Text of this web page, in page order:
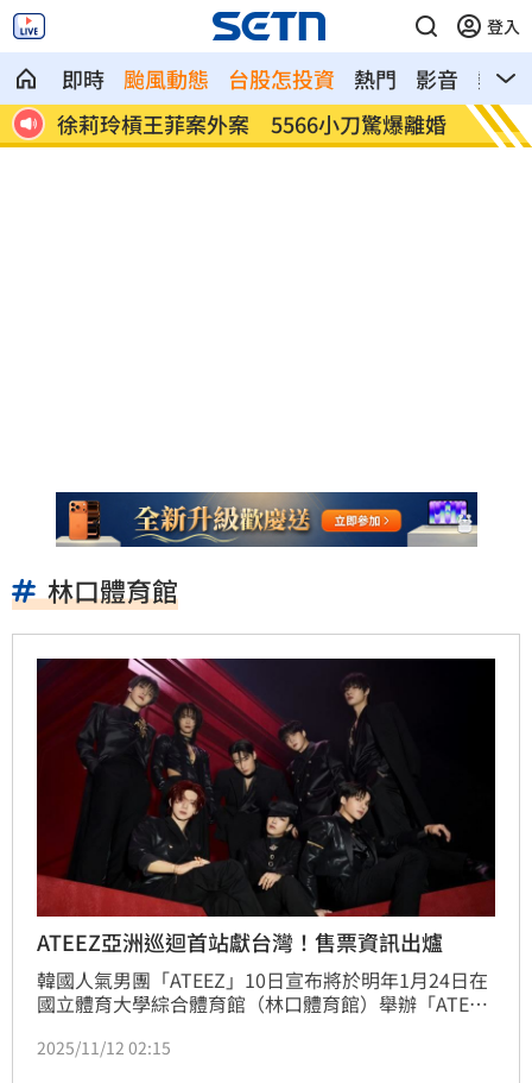
登入
即時 颱風動態 台股怎投資 熱門 影音
熱搜
品
徐莉玲槓王菲案外案 5566小刀驚爆離婚
通緝
亡
林口體育館
ATEEZ亞洲巡迴首站獻台灣！售票資訊出爐
韓國人氣男團「ATEEZ」10日宣布將於明年1月24日在
國立體育大學綜合體育館（林口體育館）舉辦「ATEEZ
演唱會，這也是他們睽違3年再度來台開唱，再一次以
2025/11/12 02:15